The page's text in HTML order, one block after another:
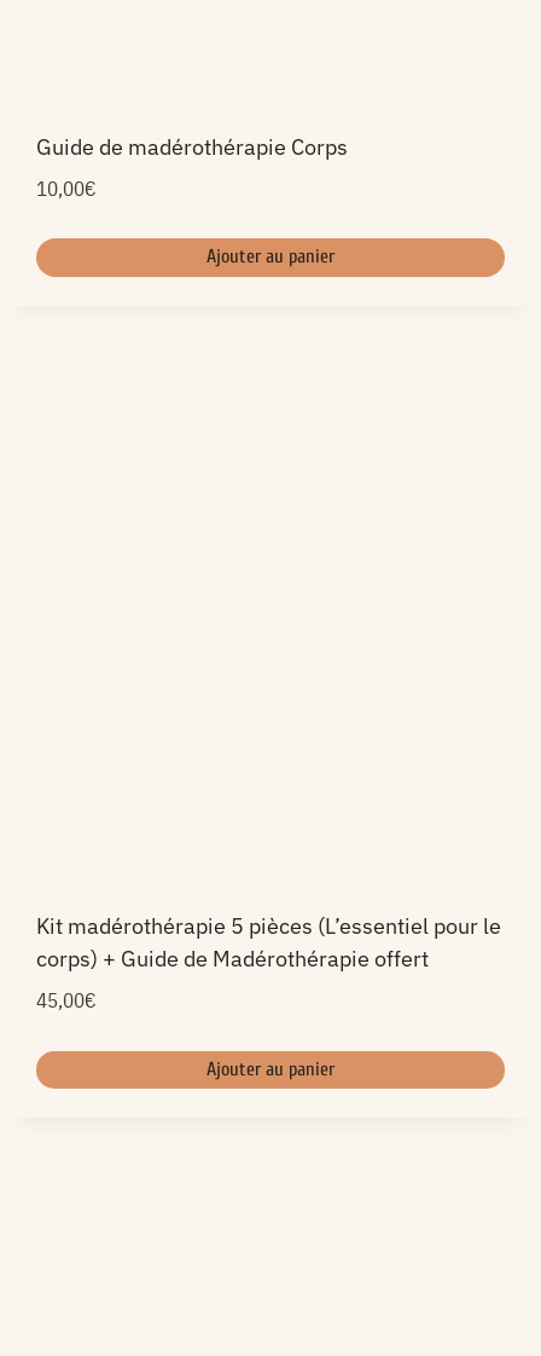
Guide de madérothérapie Corps
10,00€
Ajouter au panier
Kit madérothérapie 5 pièces (L’essentiel pour le
corps) + Guide de Madérothérapie offert
45,00€
Ajouter au panier